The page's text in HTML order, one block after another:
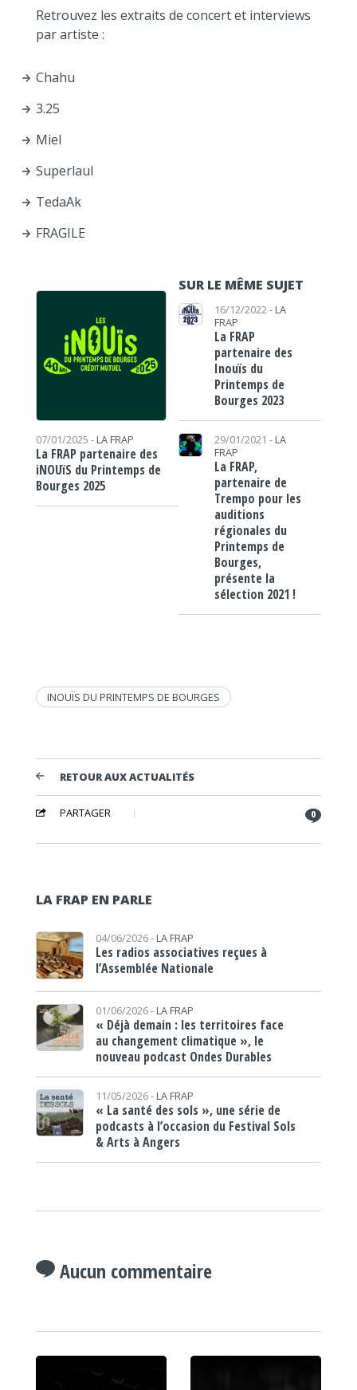
Retrouvez les extraits de concert et interviews
par artiste :
Chahu
3.25
Miel
Superlaul
TedaAk
FRAGILE
SUR LE MÊME SUJET
07/01/2025 - LA FRAP
La FRAP partenaire des
iNOUïS du Printemps de
Bourges 2025
16/12/2022 - LA
FRAP
La FRAP
partenaire des
Inouïs du
Printemps de
Bourges 2023
29/01/2021 - LA
FRAP
La FRAP,
partenaire de
Trempo pour les
auditions
régionales du
Printemps de
Bourges,
présente la
sélection 2021 !
INOUÏS DU PRINTEMPS DE BOURGES
RETOUR AUX ACTUALITÉS
PARTAGER 0
LA FRAP EN PARLE
04/06/2026 - LA FRAP
Les radios associatives reçues à
l’Assemblée Nationale
01/06/2026 - LA FRAP
« Déjà demain : les territoires face
au changement climatique », le
nouveau podcast Ondes Durables
11/05/2026 - LA FRAP
« La santé des sols », une série de
podcasts à l’occasion du Festival Sols
& Arts à Angers
Aucun commentaire